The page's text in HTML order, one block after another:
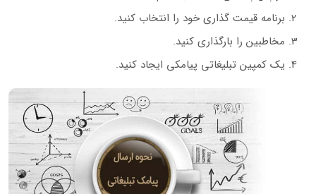
برنامه قیمت گذاری خود را انتخاب کنید.
مخاطبین را بارگذاری کنید.
یک کمپین تبلیغاتی پیامکی ایجاد کنید.